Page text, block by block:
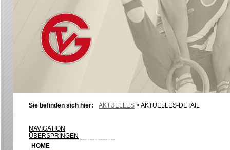
Sie befinden sich hier: AKTUELLES >AKTUELLES-DETAIL
NAVIGATION
ÜBERSPRINGEN
HOME